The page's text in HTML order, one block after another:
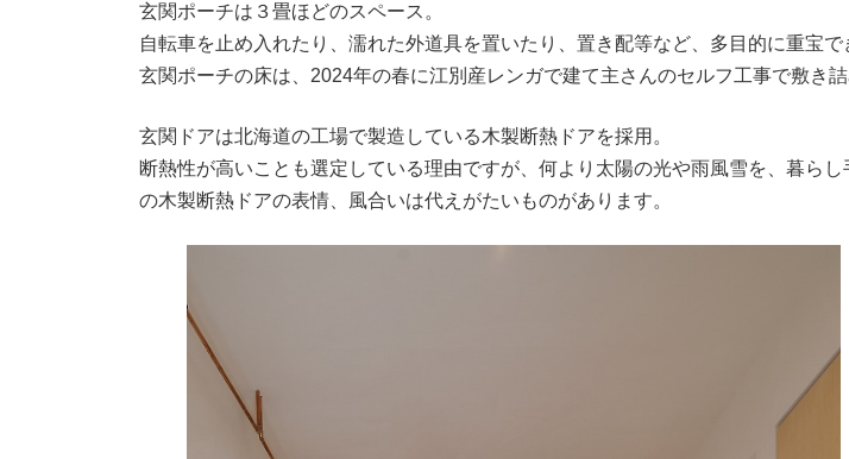
玄関ポーチは３畳ほどのスペース。
自転車を止め入れたり、濡れた外道具を置いたり、置き配等など、多目的に重宝で
玄関ポーチの床は、2024年の春に江別産レンガで建て主さんのセルフ工事で敷き詰
玄関ドアは北海道の工場で製造している木製断熱ドアを採用。
断熱性が高いことも選定している理由ですが、何より太陽の光や雨風雪を、暮ら
の木製断熱ドアの表情、風合いは代えがたいものがあります。